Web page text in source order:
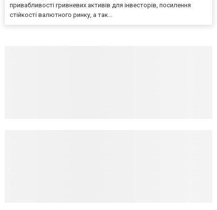
привабливості гривневих активів для інвесторів, посилення
стійкості валютного ринку, а так...